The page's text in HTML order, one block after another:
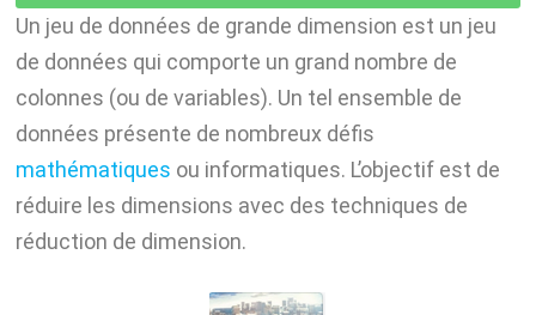
n
p
r
L
Un jeu de données de grande dimension est un jeu
de données qui comporte un grand nombre de
colonnes (ou de variables). Un tel ensemble de
données présente de nombreux défis
mathématiques ou informatiques. L’objectif est de
réduire les dimensions avec des techniques de
réduction de dimension.